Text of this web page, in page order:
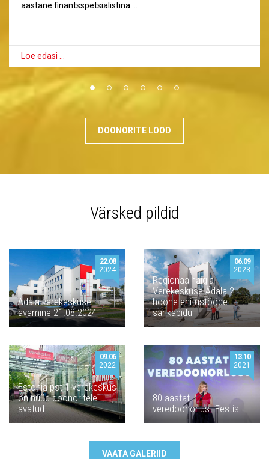
aastane finantsspetsialistina …
Loe edasi …
DOONORITE LOOD
Värsked pildid
Ädala verekeskuse
avamine 21.08.2024
22.08
2024
Regionaalhaigla
Verekeskuse Ädala 2
hoone ehitustööde
sarikapidu
06.09
2023
Estonia pst 1 verekeskus
on nüüd doonoritele
avatud
09.06
2022
80 aastat
veredoonorlust Eestis
13.10
2021
VAATA GALERIID